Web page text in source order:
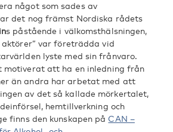
något som sades av
det nog främst Nordiska rådets
s påstående i välkomsthälsningen,
var företrädda vid
lyste med sin frånvaro.
motiverat att ha en inledning från
än andra har arbetat med att
av det så kallade mörkertalet,
hemtillverkning och
finns den kunskapen på CAN –